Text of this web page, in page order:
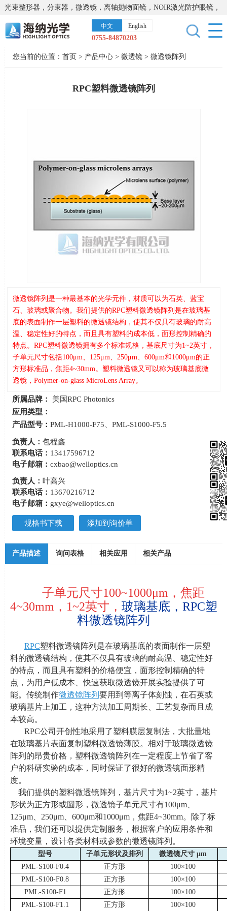
光束整形器，分束器，微透镜，离轴抛物面镜，NOIR激光防护眼镜，
太阳能模拟器，显微镜载物台，激光器，光谱仪，红外热像仪，激光
晶体
中文 English
0755-84870203
您当前的位置： 首页 > 产品中心> 微透镜 > 微透镜阵列
RPC塑料微透镜阵列
微透镜阵列是一种最基本的光学元件，材质可以为石英、蓝宝
石、玻璃或聚合物。我们提供的RPC塑料微透镜阵列是在玻璃基
底的表面制作一层塑料的微透镜结构，使其不仅具有玻璃的耐高
温、稳定性好的特点，而且具有塑料的成本低，面形控制精确的
特点。RPC塑料微透镜拥有多个标准规格，基底尺寸为1~2英寸，
子单元尺寸包括100μm、125μm、250μm、600μm和1000μm的正
方形标准品，焦距4~30mm。塑料微透镜又可以称为玻璃基底微
透镜，Polymer-on-glass MicroLens Array。
所属品牌：
美国RPC Photonics
应用类型：
产品型号：PML-H1000-F75、PML-S1000-F5.5
负责人：包程鑫
联系电话： 13417596712
电子邮箱：cxbao@welloptics.cn
负责人：叶高兴
联系电话： 13670216712
电子邮箱： gxye@welloptics.cn
规格书下载 添加到询价单
产品描述 询问表格 相关应用 相关产品
子单元尺寸100~1000μm ，焦距
4~30mm ， 1~2英寸， 玻璃基底， RPC塑
料微透镜阵列
RPC塑料微透镜阵列是在玻璃基底的表面制作一层塑
料的微透镜结构，使其不仅具有玻璃的耐高温、稳定性好
的特点，而且具有塑料的价格便宜，面形控制精确的特
点，为用户低成本、快速获取微透镜开展实验提供了可
能。传统制作微透镜阵列 要用到等离子体刻蚀，在石英或
玻璃基片上加工，这种方法加工周期长、工艺复杂而且成
本较高。
RPC公司开创性地采用了塑料膜层复制法，大批量地
在玻璃基片表面复制塑料微透镜薄膜。相对于玻璃微透镜
阵列的昂贵价格，塑料微透镜阵列在一定程度上节省了客
户的科研实验的成本，同时保证了很好的微透镜面形精
度。
我们提供的塑料微透镜阵列，基片尺寸为1~2英寸，基片
形状为正方形或圆形，微透镜子单元尺寸有100μm、
125μm、 250μm、 600μm和1000μm，焦距4~30mm。除了标
准品，我们还可以提供定制服务，根据客户的应用条件和
环境变量，设计各类材料或参数的微透镜阵列。
型号 子单元形状及排列 微透镜尺寸 μm
PML-S100-F0.4
正方形
100×100
PML-S100-F0.8
正方形
100×100
PML-S100-F1
正方形
100×100
PML-S100-F1.1
正方形 100×100